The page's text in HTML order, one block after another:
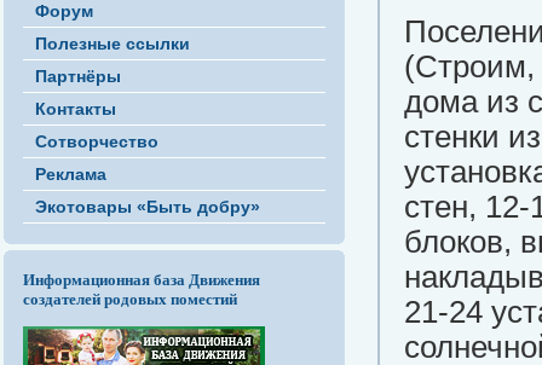
Форум
Полезные ссылки
Партнёры
Контакты
Сотворчество
Реклама
Экотовары «Быть добру»
Информационная база Движения
создателей родовых поместий
(Строим,
дома из
стенки
стен,
блоков,
21-24